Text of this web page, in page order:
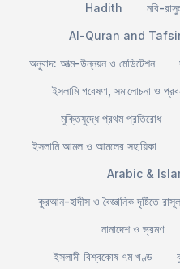
Hadith
নবি-
Al-Quran and
অনুবাদ: আত্ম-উন্নয়ন ও মেডিটেশন
ইসলামি গবেষণা, সমালোচনা ও
মুক্তিযুদ্ধে প্রথম প্রতিরোধ
ইসলামি আমল ও আমলের সহায়িকা
Arabic &
কুরআন-হাদীস ও বৈজ্ঞানিক দৃষ্টিতে
নানাদেশ ও ভ্রমণ
ইসলামী বিশ্বকোষ ৭ম খণ্ড